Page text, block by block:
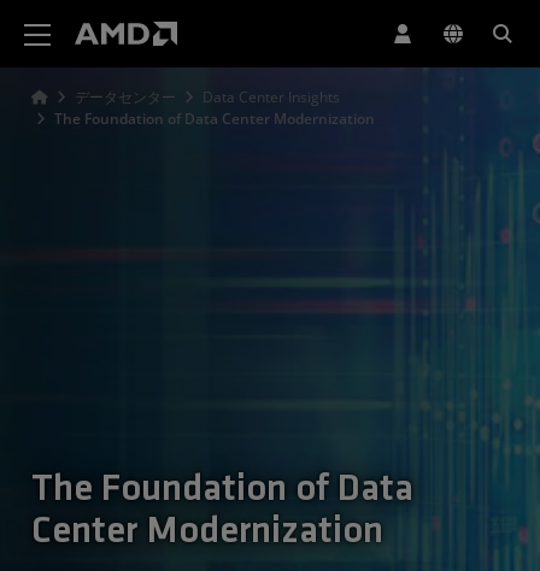
データセンター
Data Center Insights
The Foundation of Data Center Modernization
The Foundation of Data
Center Modernization